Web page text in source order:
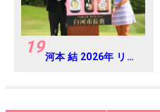
19河本 結 2026年 リゾ